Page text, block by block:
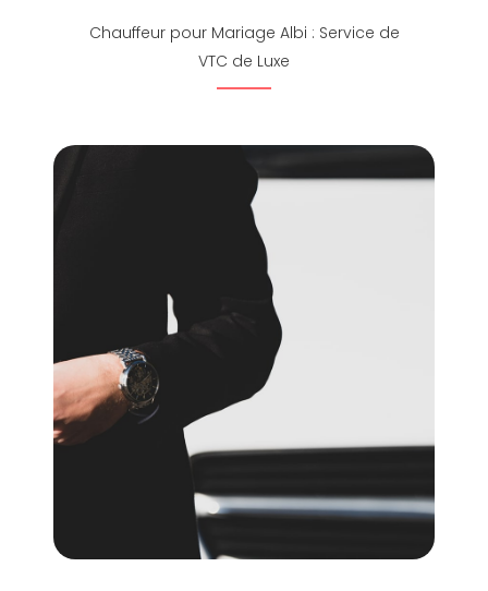
Chauffeur pour Mariage Albi : Service de
VTC de Luxe